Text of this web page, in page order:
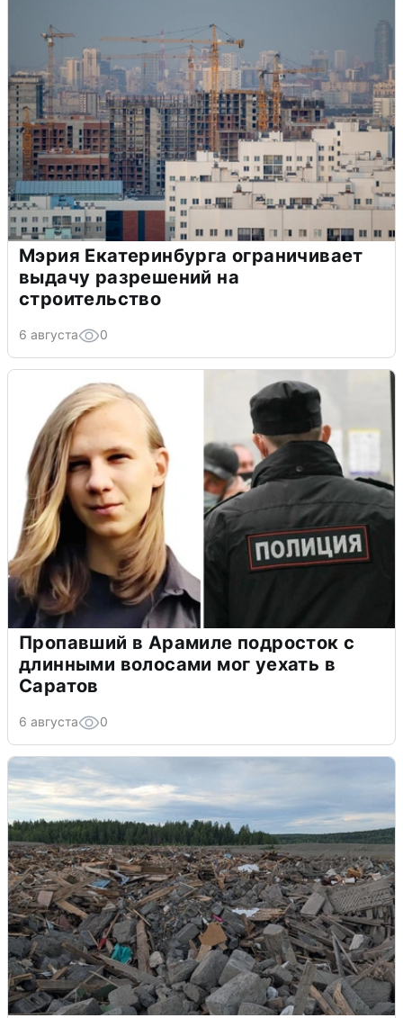
Мэрия Екатеринбурга ограничивает
выдачу разрешений на
строительство
6 августа 0
Пропавший в Арамиле подросток с
длинными волосами мог уехать в
Саратов
6 августа 0